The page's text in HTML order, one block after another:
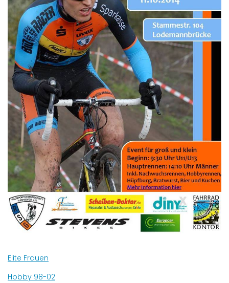
Elite Frauen
Hobby 98-02